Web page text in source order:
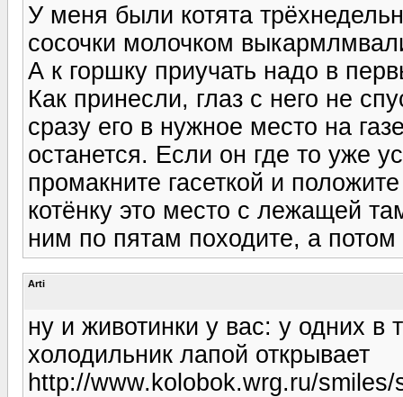
У меня были котята
сосочки молочком
А к горшку приучать надо в
Как принесли, глаз с него не
сразу его в нужное место на
останется. Если он где то уже
промакните гасеткой и
котёнку это место с лежащей
ним по пятам походите, а
Arti
ну и животинки у вас: у одних в
холодильник лапой открывает
http://www.kolobok.wrg.ru/